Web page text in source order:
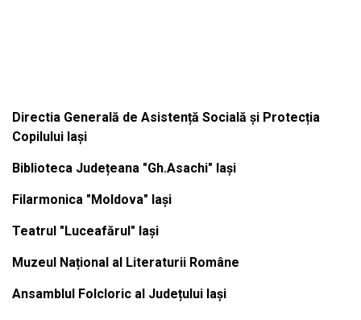
Directia Generală de Asistență Socială și Protecția
Copilului Iași
Biblioteca Județeana "Gh.Asachi" Iași
Filarmonica "Moldova" Iași
Teatrul "Luceafărul" Iași
Muzeul Național al Literaturii Române
Ansamblul Folcloric al Județului Iași